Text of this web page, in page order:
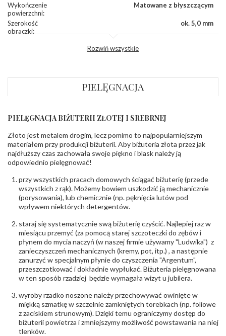
Wykończenie
powierzchni:
Matowane z błyszczącym
Szerokość
obrączki:
ok. 5,0 mm
INNE PARAMETRY
Producent
odpowiedzialny:
PZ Stelmach Sp. z o.o. ul. Północna 22 45-805
Opole; NIP 7542889545; Tel. +48 77 54 90 100;
biuro@stelmach.pl
Bezpieczeństwo
ostrzeżenia:
Nie nadaje się dla dzieci w wieku poniżej 3 lat
zawierają nikiel
Rozwiń wszystkie
PIELĘGNACJA
PIELĘGNACJA BIŻUTERII ZŁOTEJ I SREBRNEJ
Złoto jest metalem drogim, lecz pomimo to najpopularniejszym
materiałem przy produkcji biżuterii. Aby biżuteria złota przez jak
najdłuższy czas zachowała swoje piękno i blask należy ją
odpowiednio pielęgnować!
przy wszystkich pracach domowych ściągać biżuterię (przede
wszystkich z rąk). Możemy bowiem uszkodzić ją mechanicznie
(porysowania), lub chemicznie (np. pęknięcia lutów pod
wpływem niektórych detergentów.
staraj się systematycznie swą biżuterię czyścić. Najlepiej raz w
miesiącu przemyć (za pomocą starej szczoteczki do zębów i
płynem do mycia naczyń (w naszej firmie używamy "Ludwika") z
zanieczyszczeń mechanicznych (kremy, pot, itp.) , a następnie
zanurzyć w specjalnym płynie do czyszczenia "Argentum",
przeszczotkować i dokładnie wypłukać. Biżuteria pielęgnowana
w ten sposób rzadziej będzie wymagała wizyt u jubilera.
wyroby rzadko noszone należy przechowywać owinięte w
miękką szmatkę w szczelnie zamkniętych torebkach (np. foliowe
z zaciskiem strunowym). Dzięki temu ograniczymy dostęp do
biżuterii powietrza i zmniejszymy możliwość powstawania na niej
tlenków.